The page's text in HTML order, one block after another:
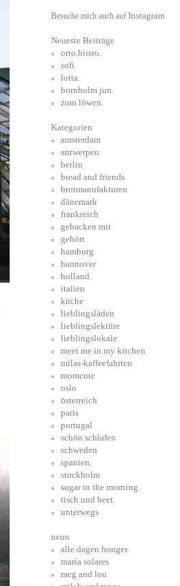
Besuche mich auch auf Instagram
Neueste Beiträge
orto.bistro.
sofi.
lotta.
bornholm jun.
zum löwen.
Kategorien
amsterdam
antwerpen
berlin
bread and friends
brotmanufakturen
dänemark
frankreich
gebacken mit
gehört
hamburg
hannover
holland.
italien
küche
lieblingsläden
lieblingslektüre
lieblingslokale
meet me in my kitchen
milas-kaffeefahrten
momente
oslo
österreich
paris
portugal
schön schlafen
schweden
spanien.
stockholm
sugar in the morning.
tisch und beet.
unterwegs
neun
alle dagen honger
maría solares
meg and lou